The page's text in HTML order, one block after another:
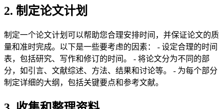
2. 制定论文计划
制定一个论文计划可以帮助您合理安排时间，并保证论文的质
量和准时完成。以下是一些要考虑的因素： - 设定合理的时间
表，包括研究、写作和修订的时间。 - 将论文分为不同的部
分，如引言、文献综述、方法、结果和讨论等。 - 为每个部分
制定详细的大纲，包括关键要点和参考文献。